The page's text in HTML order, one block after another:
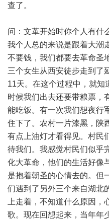
查了。
问：文革开始时你个人有什
我个人总的来说是跟着大潮
不要钱，我们都要去革命圣
三个女生从西安徒步走到了
11天。在这个过程中，就知
时候我们出去还要带粮票，
能吃饭。有一次我们想夜行
住下了。农村一片漆黑，陕
有点上油灯才看得见。村民
待我们。我感觉村民们似乎
化大革命，他们的生活好像
是抱着朝圣的心情去的。但
们遇到了另外三个来自湖北
上走着，不知道什么原因
歌。现在回想起来，当年年